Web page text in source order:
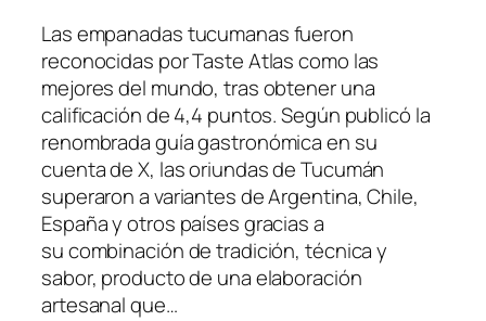
Las empanadas tucumanas fueron
reconocidas por Taste Atlas como las
mejores del mundo, tras obtener una
calificación de 4,4 puntos. Según publicó la
renombrada guía gastronómica en su
cuenta de X, las oriundas de Tucumán
superaron a variantes de Argentina, Chile,
España y otros países gracias a
su combinación de tradición, técnica y
sabor, producto de una elaboración
artesanal que…